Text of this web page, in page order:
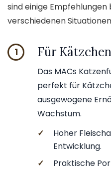
sind einige Empfehlungen
verschiedenen
1 Für Kätzchen
Das MACs
perfekt für
ausgewogene
Wachstum.
✓
Hoher
Entwicklung.
✓
Praktische